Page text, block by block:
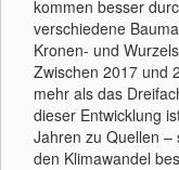
kommen besser
verschiedene
Kronen- und
Zwischen 2017 und
mehr als das
dieser Entwicklung
Jahren zu Quellen –
den Klimawandel